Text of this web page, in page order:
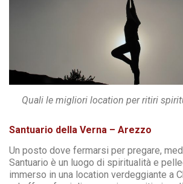
Quali le migliori location per ritiri
Santuario della Verna – Arezzo
Un posto dove fermarsi per pregare,
Santuario è un luogo di spiritualità e
immerso in una location verdeggiante a